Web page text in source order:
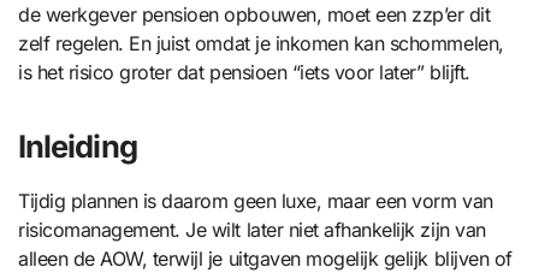
de werkgever pensioen opbouwen, moet een zzp’er dit
zelf regelen. En juist omdat je inkomen kan schommelen,
is het risico groter dat pensioen “iets voor later” blijft.
Inleiding
Tijdig plannen is daarom geen luxe, maar een vorm van
risicomanagement. Je wilt later niet afhankelijk zijn van
alleen de AOW, terwijl je uitgaven mogelijk gelijk blijven of